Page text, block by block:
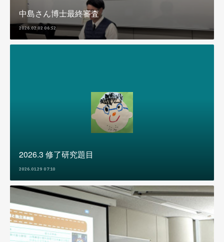
中島さん博士最終審査
2026.02.02 06:52
2026.3 修了研究題目
2026.01.29 07:10